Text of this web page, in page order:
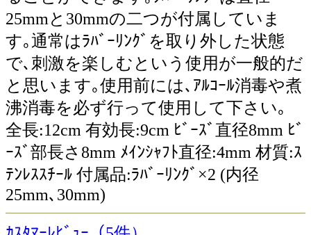
25mmと30mmの二つが付属していま
す｡通常はﾗﾊﾞｰﾘﾝｸﾞを取り外した状態
で､刺激を楽しむという使用が一般的だ
と思います｡使用前には､ｱﾙｺｰﾙ消毒や煮
沸消毒を必ず行って使用して下さい｡
全長:12cm 有効長:9cm ﾋﾞｰｽﾞ直径8mm ﾋﾞ
ｰｽﾞ部長さ8mm ﾒｲﾝｼｬﾌﾄ直径:4mm 材質:ｽ
ﾃﾝﾚｽｽﾁｰﾙ 付属品:ﾗﾊﾞｰﾘﾝｸﾞ×2 (内径
25mm､30mm)